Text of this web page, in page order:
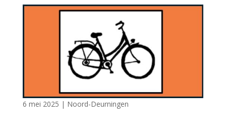
6 mei 2025 | Noord-Deurningen